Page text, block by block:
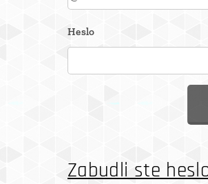
Heslo
Zabudli ste